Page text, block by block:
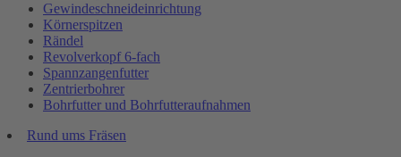
Gewindeschneideinrichtung
Körnerspitzen
Rändel
Revolverkopf 6-fach
Spannzangenfutter
Zentrierbohrer
Bohrfutter und Bohrfutteraufnahmen
Rund ums Fräsen